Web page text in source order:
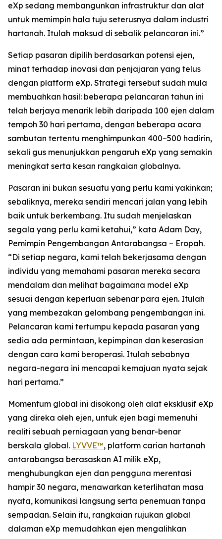
eXp sedang membangunkan infrastruktur dan alat
untuk memimpin hala tuju seterusnya dalam industri
hartanah. Itulah maksud di sebalik pelancaran ini.”
Setiap pasaran dipilih berdasarkan potensi ejen,
minat terhadap inovasi dan penjajaran yang telus
dengan platform eXp. Strategi tersebut sudah mula
membuahkan hasil: beberapa pelancaran tahun ini
telah berjaya menarik lebih daripada 100 ejen dalam
tempoh 30 hari pertama, dengan beberapa acara
sambutan tertentu menghimpunkan 400–500 hadirin,
sekali gus menunjukkan pengaruh eXp yang semakin
meningkat serta kesan rangkaian globalnya.
Pasaran ini bukan sesuatu yang perlu kami yakinkan;
sebaliknya, mereka sendiri mencari jalan yang lebih
baik untuk berkembang. Itu sudah menjelaskan
segala yang perlu kami ketahui,” kata Adam Day,
Pemimpin Pengembangan Antarabangsa – Eropah.
“Di setiap negara, kami telah bekerjasama dengan
individu yang memahami pasaran mereka secara
mendalam dan melihat bagaimana model eXp
sesuai dengan keperluan sebenar para ejen. Itulah
yang membezakan gelombang pengembangan ini.
Pelancaran kami tertumpu kepada pasaran yang
sedia ada permintaan, kepimpinan dan keserasian
dengan cara kami beroperasi. Itulah sebabnya
negara-negara ini mencapai kemajuan nyata sejak
hari pertama.”
Momentum global ini disokong oleh alat eksklusif eXp
yang direka oleh ejen, untuk ejen bagi memenuhi
realiti sebuah perniagaan yang benar-benar
berskala global. LYVVE™, platform carian hartanah
antarabangsa berasaskan AI milik eXp,
menghubungkan ejen dan pengguna merentasi
hampir 30 negara, menawarkan keterlihatan masa
nyata, komunikasi langsung serta penemuan tanpa
sempadan. Selain itu, rangkaian rujukan global
dalaman eXp memudahkan ejen mengalihkan